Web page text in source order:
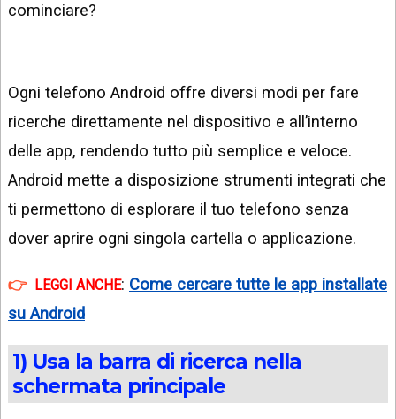
AI
TECNOLOGIA
WINDOWS
STRUMENTI
cominciare?
Ogni telefono Android offre diversi modi per fare
ricerche direttamente nel dispositivo e all’interno
delle app, rendendo tutto più semplice e veloce.
Android mette a disposizione strumenti integrati che
ti permettono di esplorare il tuo telefono senza
dover aprire ogni singola cartella o applicazione.
LEGGI ANCHE: Come cercare tutte le app installate
su Android
1) Usa la barra di ricerca nella
schermata principale